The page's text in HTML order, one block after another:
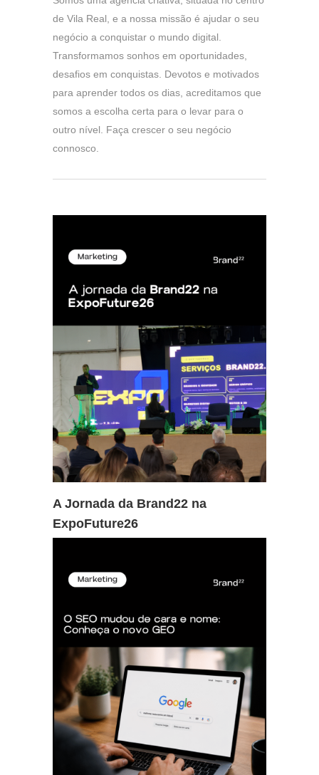
de Vila Real, e a nossa missão é ajudar o seu
negócio a conquistar o mundo digital.
Transformamos sonhos em oportunidades,
desafios em conquistas. Devotos e motivados
para aprender todos os dias, acreditamos que
somos a escolha certa para o levar para o
outro nível. Faça crescer o seu negócio
connosco.
A Jornada da Brand22 na
ExpoFuture26